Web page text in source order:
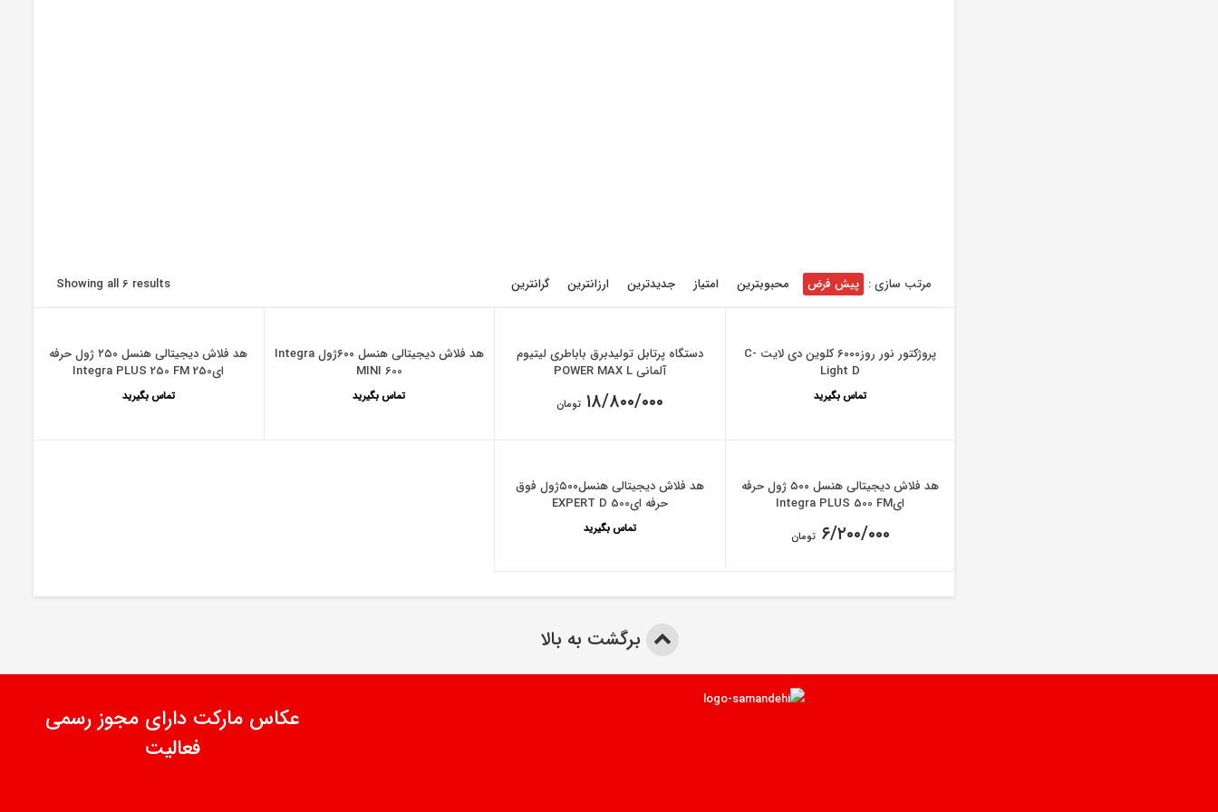
Showing all 6 results مرتب سازی : پیش فرض محبوبترین امتیاز جدیدترین ارزانترین گرانترین
پروژکتور نور روز۶۰۰۰ کلوین دی لایت C-
Light D
تماس بگیرید
دستگاه پرتابل تولیدبرق باباطری لیتیوم
آلمانی POWER MAX L
۱۸/۸۰۰/۰۰۰ تومان
هد فلاش دیجیتالی هنسل ۶۰۰ژول Integra
MINI 600
تماس بگیرید
هد فلاش دیجیتالی هنسل ۲۵۰ ژول حرفه
ایIntegra PLUS 250 FM 250
تماس بگیرید
هد فلاش دیجیتالی هنسل ۵۰۰ ژول حرفه
ایIntegra PLUS 500 FM
۶/۲۰۰/۰۰۰ تومان
هد فلاش دیجیتالی هنسل۵۰۰ژول فوق
حرفه ایEXPERT D 500
تماس بگیرید
برگشت به بالا
عکاس مارکت دارای مجوز رسمی
فعالیت